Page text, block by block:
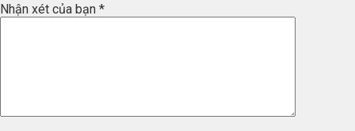
Nhận xét của bạn *